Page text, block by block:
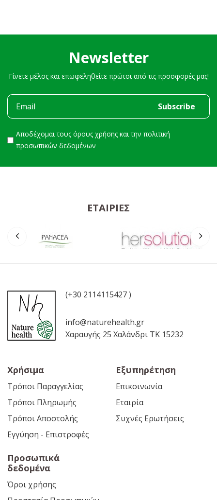
Newsletter
Γίνετε μέλος και επωφεληθείτε πρώτοι από τις προσφορές μας!
Αποδέχομαι τους όρους χρήσης και την πολιτική
προσωπικών δεδομένων
ΕΤΑΙΡΊΕΣ
(+30 2114115427 )
info@naturehealth.gr
Χαραυγής 25 Χαλάνδρι ΤΚ 15232
Χρήσιμα
Τρόποι Παραγγελίας
Τρόποι Πληρωμής
Τρόποι Αποστολής
Εγγύηση - Επιστροφές
Εξυπηρέτηση
Επικοινωνία
Εταιρία
Συχνές Ερωτήσεις
Προσωπικά
δεδομένα
Όροι χρήσης